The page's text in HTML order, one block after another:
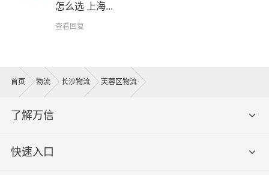
怎么选 上海...
查看回复
首页 物流 长沙物流 芙蓉区物流
了解万信
快速入口